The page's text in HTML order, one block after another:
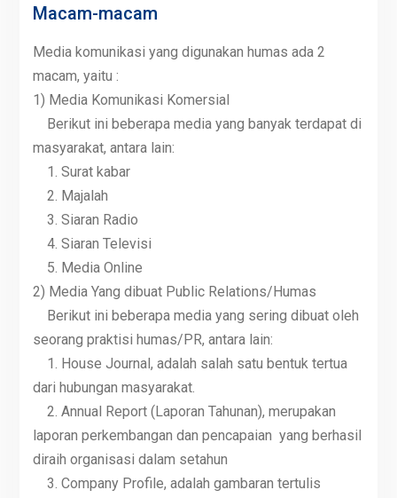
Macam-macam
Media komunikasi yang digunakan humas ada 2
macam, yaitu :
1) Media Komunikasi Komersial
Berikut ini beberapa media yang banyak terdapat di
masyarakat, antara lain:
1. Surat kabar
2. Majalah
3. Siaran Radio
4. Siaran Televisi
5. Media Online
2) Media Yang dibuat Public Relations/Humas
Berikut ini beberapa media yang sering dibuat oleh
seorang praktisi humas/PR, antara lain:
1. House Journal, adalah salah satu bentuk tertua
dari hubungan masyarakat.
2. Annual Report (Laporan Tahunan), merupakan
laporan perkembangan dan pencapaian yang berhasil
diraih organisasi dalam setahun
3. Company Profile, adalah gambaran tertulis